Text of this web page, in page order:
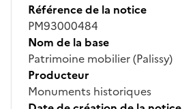
Référence de la notice
PM93000484
Nom de la base
Patrimoine mobilier (Palissy)
Producteur
Monuments historiques